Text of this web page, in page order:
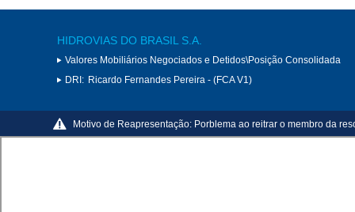
HIDROVIAS DO BRASIL S.A.
Valores Mobiliários Negociados e Detidos\Posição Consolidada
DRI: Ricardo Fernandes Pereira - (FCA V1)
Motivo de Reapresentação: Porblema ao reitrar o membro da